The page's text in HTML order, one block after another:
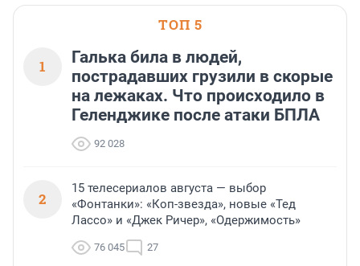
ТОП 5
1
Галька била в людей,
пострадавших грузили в скорые
на лежаках. Что происходило в
Геленджике после атаки БПЛА
92 028
2
15 телесериалов августа — выбор
«Фонтанки»: «Коп-звезда», новые «Тед
Лассо» и «Джек Ричер», «Одержимость»
76 045 27